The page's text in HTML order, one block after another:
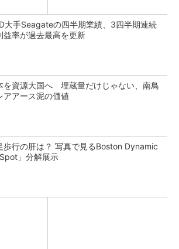
大手Seagateの四半期業績、3四半期連続
益率が過去最高を更新
を資源大国へ 埋蔵量だけじゃない、南鳥
アアース泥の価値
歩行の肝は？ 写真で見るBoston Dynamic
」分解展示